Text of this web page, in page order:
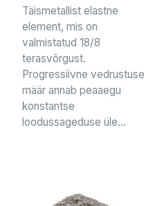
Täismetallist elastne
element, mis on
valmistatud 18/8
terasvõrgust.
Progressiivne vedrustuse
määr annab peaaegu
konstantse
loodussageduse üle...